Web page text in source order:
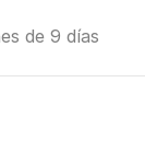
de 9 días